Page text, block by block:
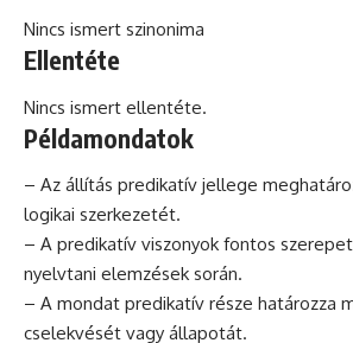
Nincs ismert szinonima
Ellentéte
Nincs ismert ellentéte.
Példamondatok
– Az állítás predikatív jellege
logikai szerkezetét.
– A predikatív viszonyok fontos
nyelvtani elemzések során.
– A mondat predikatív része határozza
cselekvését vagy állapotát.